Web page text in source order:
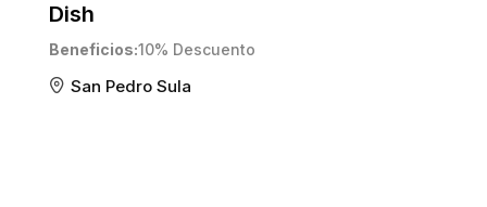
Dish
Beneficios 10% Descuento
San Pedro Sula